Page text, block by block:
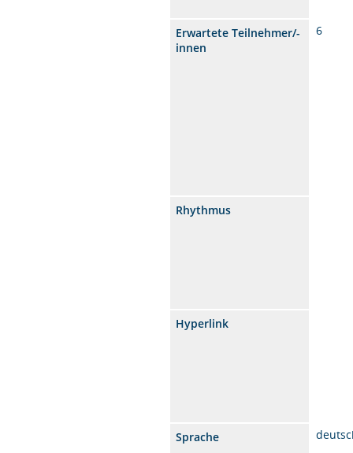
Erwartete Teilnehmer/-
innen
6
Rhythmus
Hyperlink
Sprache